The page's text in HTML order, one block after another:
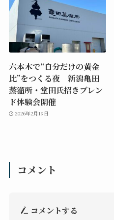
六本木で“自分だけの黄金
比”をつくる夜 新潟亀田
蒸溜所・堂田氏招きブレン
ド体験会開催
2026年2月19日
コメント
コメントする